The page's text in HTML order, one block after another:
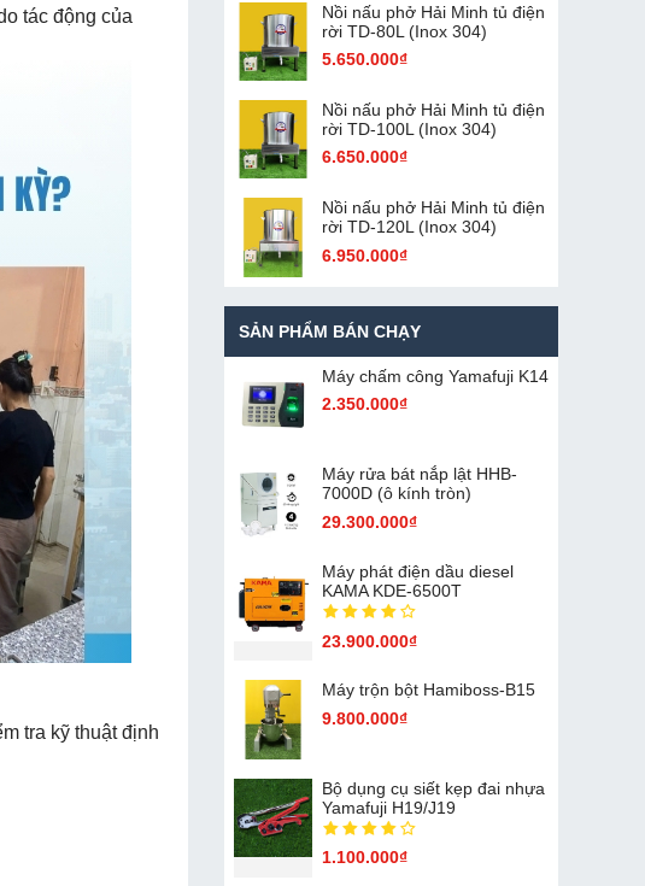
tác động của
tra kỹ thuật định
Nồi nấu phở Hải Minh tủ điện
rời TD-80L (Inox 304)
5.650.000₫
Nồi nấu phở Hải Minh tủ điện
rời TD-100L (Inox 304)
6.650.000₫
Nồi nấu phở Hải Minh tủ điện
rời TD-120L (Inox 304)
6.950.000₫
SẢN PHẨM BÁN CHẠY
Máy chấm cô​ng Yamafuji K14
2.350.000₫
Máy rửa bát nắp lật HHB-
7000D (ô kính tròn)
29.300.000₫
Máy phát điện dầu diesel
KAMA KDE-6500T
23.900.000₫
Máy trộn bột Hamiboss-B15
9.800.000₫
Bộ dụng cụ siết kẹp đai nhựa
Yamafuji H19/J19
1.100.000₫